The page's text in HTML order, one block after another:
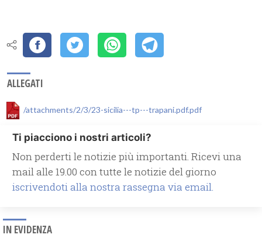
ALLEGATI
/attachments/2/3/23-sicilia---tp---trapani.pdf.pdf
Ti piacciono i nostri articoli?
Non perderti le notizie più importanti. Ricevi una
mail alle 19.00 con tutte le notizie del giorno
iscrivendoti alla nostra rassegna via email.
IN EVIDENZA